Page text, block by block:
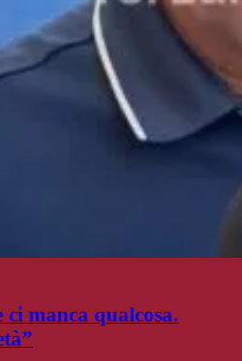
manca qualcosa.